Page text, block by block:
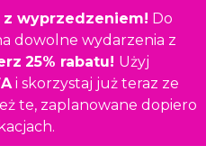
z wyprzedzeniem! Do
dowolne wydarzenia z
25% rabatu! Użyj
i skorzystaj już teraz ze
te, zaplanowane dopiero